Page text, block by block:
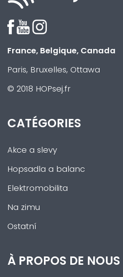
France, Belgique, Canada
Paris, Bruxelles, Ottawa
© 2018 HOPsej.fr
CATÉGORIES
Akce a slevy
Hopsadla a balanc
Elektromobilita
Na zimu
Ostatní
À PROPOS DE NOUS